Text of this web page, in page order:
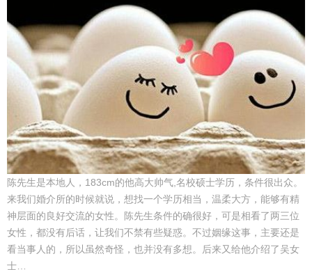
陈先生是本地人，183cm的他高大帅气,名校硕士学历，条件很出众。
来我们婚介所的时候就说，想找一个学历相当，温柔大方，能够有精
神层面的良好交流的女性。陈先生条件的确很好，可是相看了两三位
女性，都没有后话，让我们不禁有些疑惑。不过姻缘这事，主要还是
看当事人的，所以虽然奇怪，也并没有多想。后来又给他介绍了吴女
士…